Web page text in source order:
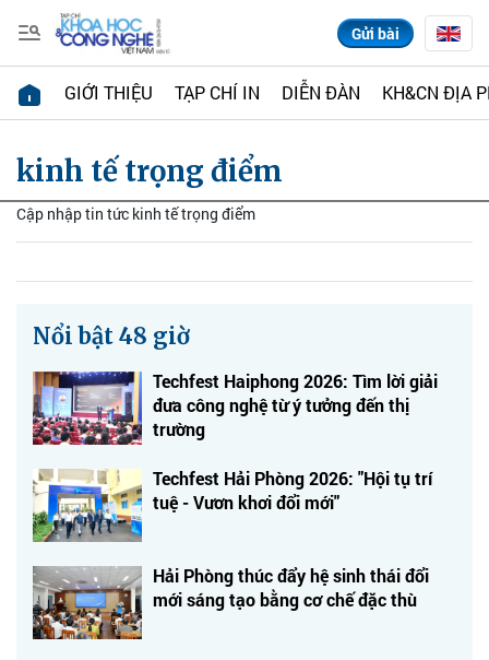
Gửi bài
GIỚI THIỆU TẠP CHÍ IN DIỄN ĐÀN KH&CN ĐỊA
kinh tế trọng điểm
Cập nhập tin tức kinh tế trọng điểm
Nổi bật 48 giờ
Techfest Haiphong 2026: Tìm lời giải
đưa công nghệ từ ý tưởng đến thị
trường
Techfest Hải Phòng 2026: "Hội tụ trí
tuệ - Vươn khơi đổi mới"
Hải Phòng thúc đẩy hệ sinh thái đổi
mới sáng tạo bằng cơ chế đặc thù